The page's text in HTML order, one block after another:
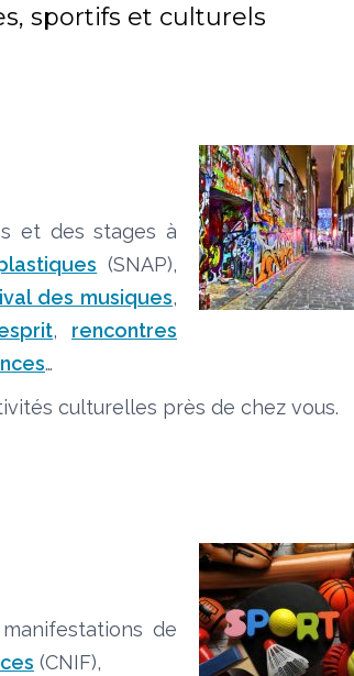
sportifs et culturels
et des stages à
(SNAP),
des musiques,
, rencontres
…
culturelles près de chez vous.
de
(CNIF),